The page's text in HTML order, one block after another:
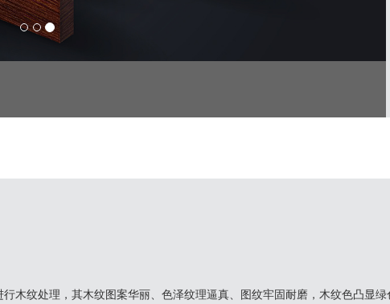
木纹处理，其木纹图案华丽、色泽纹理逼真、图纹牢固耐磨，木纹色凸显